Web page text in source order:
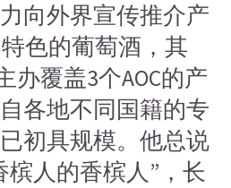
向外界宣传推介产
特色的葡萄酒，其
办覆盖3个AOC的产
各地不同国籍的专
初具规模。他总说
槟人的香槟人”，长